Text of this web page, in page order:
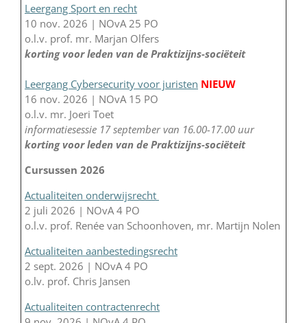
Leergang Sport en recht
10 nov. 2026 | NOvA 25 PO
o.l.v. prof. mr. Marjan Olfers
korting voor leden van de Praktizijns-sociëteit
Leergang Cybersecurity voor juristen NIEUW
16 nov. 2026 | NOvA 15 PO
o.l.v. mr. Joeri Toet
informatiesessie 17 september van 16.00-17.00 uur
korting voor leden van de Praktizijns-sociëteit
Cursussen 2026
Actualiteiten onderwijsrecht
2 juli 2026 | NOvA 4 PO
o.l.v. prof. Renée van Schoonhoven, mr. Martijn Nolen
Actualiteiten aanbestedingsrecht
2 sept. 2026 | NOvA 4 PO
o.lv. prof. Chris Jansen
Actualiteiten contractenrecht